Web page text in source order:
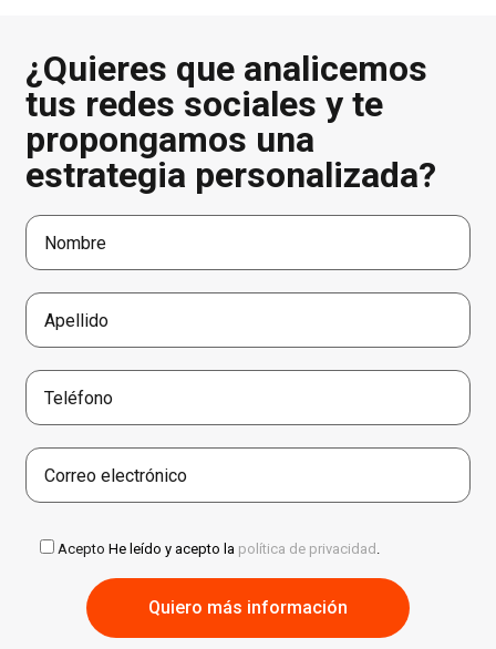
¿Quieres que analicemos
tus redes sociales y te
propongamos una
estrategia personalizada?
Acepto He leído y acepto la política de privacidad .